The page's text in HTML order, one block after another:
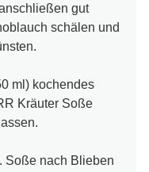
gut
schälen und
ml) kochendes
Kräuter Soße
Soße nach Blieben